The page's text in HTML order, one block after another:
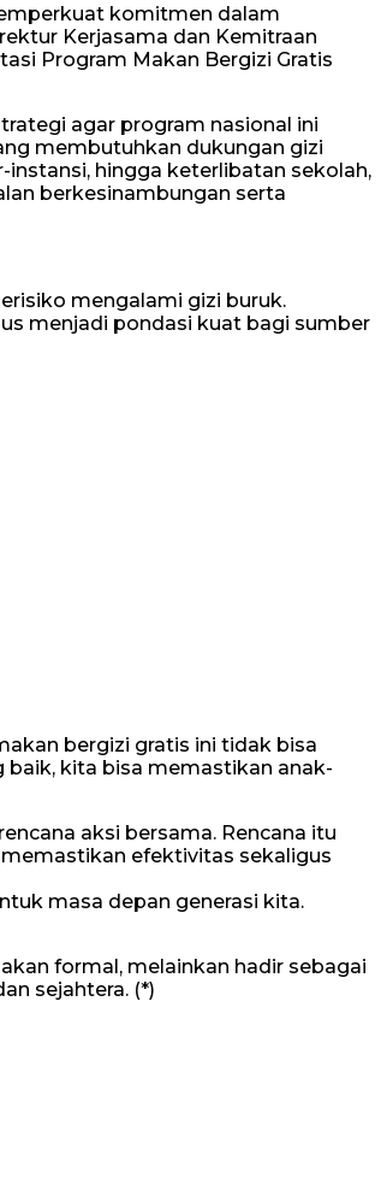
komitmen dalam
Kerjasama dan Kemitraan
Program Makan Bergizi Gratis
agar program nasional ini
membutuhkan dukungan gizi
hingga keterlibatan sekolah,
berkesinambungan serta
mengalami gizi buruk.
menjadi pondasi kuat bagi sumber
bergizi gratis ini tidak bisa
baik, kita bisa memastikan anak-
aksi bersama. Rencana itu
efektivitas sekaligus
masa depan generasi kita.
formal, melainkan hadir sebagai
sejahtera. (*)